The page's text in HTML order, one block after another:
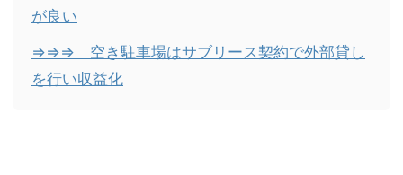
が良い
⇒⇒⇒ 空き駐車場はサブリース契約で外部貸し
を行い収益化